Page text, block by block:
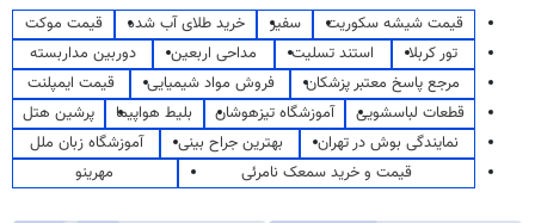
قیمت شیشه سکوریت سفیر خرید طلای آب شده
قیمت موکت
تور کربلا
استند تسلیت مداحی اربعین
دوربین مداربسته
مرجع پاسخ معتبر پزشکان
فروش مواد شیمیایی
قیمت ایمپلنت
قطعات لباسشویی
آموزشگاه تیزهوشان بلیط هواپیما
پرشین هتل
نمایندگی بوش در تهران
بهترین جراح بینی
آموزشگاه زبان ملل
قیمت و خرید سمعک نامرئی
مهرینو